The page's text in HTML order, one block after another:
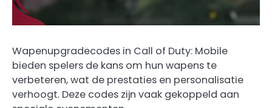
Wapenupgradecodes in Call of Duty: Mobile
bieden spelers de kans om hun wapens te
verbeteren, wat de prestaties en personalisatie
verhoogt. Deze codes zijn vaak gekoppeld aan